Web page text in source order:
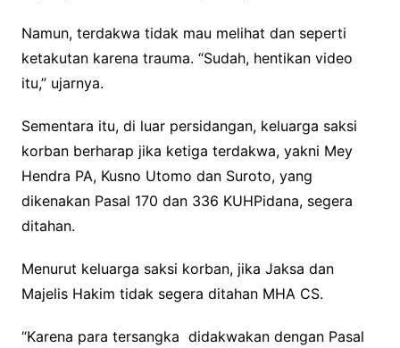
Namun, terdakwa tidak mau melihat dan seperti
ketakutan karena trauma. “Sudah, hentikan video
itu,” ujarnya.
Sementara itu, di luar persidangan, keluarga saksi
korban berharap jika ketiga terdakwa, yakni Mey
Hendra PA, Kusno Utomo dan Suroto, yang
dikenakan Pasal 170 dan 336 KUHPidana, segera
ditahan.
Menurut keluarga saksi korban, jika Jaksa dan
Majelis Hakim tidak segera ditahan MHA CS.
“Karena para tersangka didakwakan dengan Pasal